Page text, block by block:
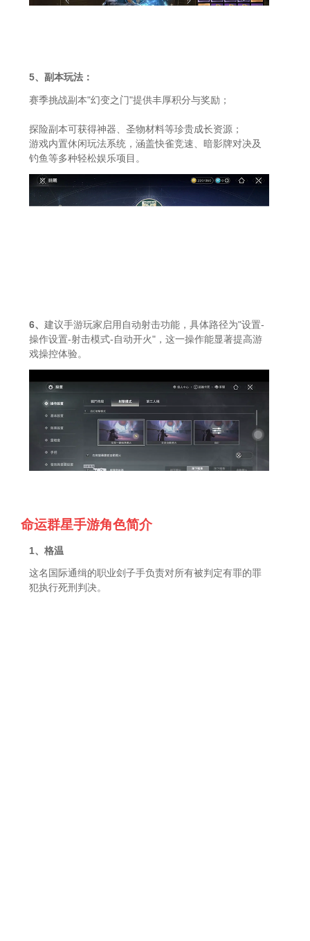
5、副本玩法：
赛季挑战副本"幻变之门"提供丰厚积分与奖励；
探险副本可获得神器、圣物材料等珍贵成长资源；
游戏内置休闲玩法系统，涵盖快雀竞速、暗影牌对决及
钓鱼等多种轻松娱乐项目。
6、建议手游玩家启用自动射击功能，具体路径为"设置-
操作设置-射击模式-自动开火"，这一操作能显著提高游
戏操控体验。
命运群星手游角色简介
1、格温
这名国际通缉的职业刽子手负责对所有被判定有罪的罪
犯执行死刑判决。